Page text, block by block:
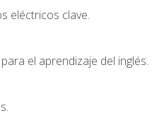
eléctricos clave.
el aprendizaje del inglés.